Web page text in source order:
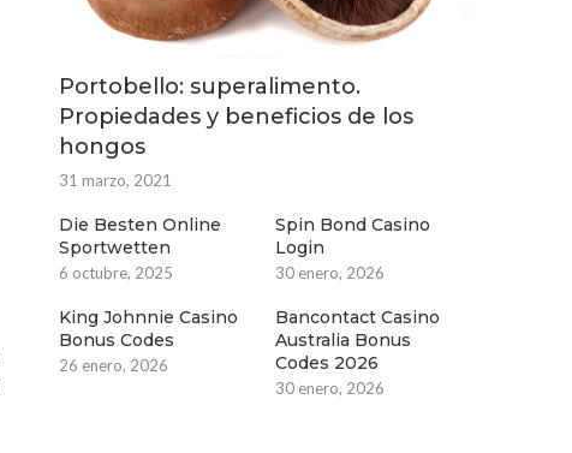
Portobello: superalimento.
Propiedades y beneficios de los
hongos
31 marzo, 2021
Die Besten Online
Sportwetten
6 octubre, 2025
Spin Bond Casino
Login
30 enero, 2026
King Johnnie Casino
Bonus Codes
26 enero, 2026
Bancontact Casino
Australia Bonus
Codes 2026
30 enero, 2026